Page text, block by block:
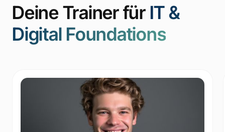
Deine Trainer für IT &
Digital Foundations